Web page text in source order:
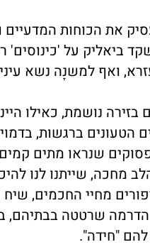
את הכוחות
ביאליק על 'כינוסים'
ואף למשנָה נשא
בזירה נושמת, כאילו
ברגשות,
שנראו מתים
מחכה, שייתנו לנו
מחיי החכמים,
הדרמה שרטטה בבתיהם,
"חידה".